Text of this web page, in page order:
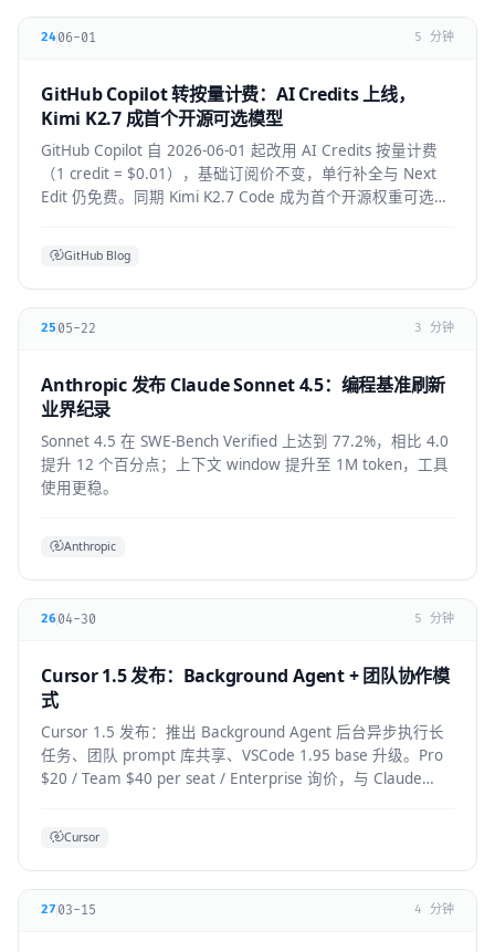
2406-01 5 分钟
GitHub Copilot 转按量计费：AI Credits 上线，
Kimi K2.7 成首个开源可选模型
GitHub Copilot 自 2026-06-01 起改用 AI Credits 按量计费
（1 credit = $0.01），基础订阅价不变，单行补全与 Next
Edit 仍免费。同期 Kimi K2.7 Code 成为首个开源权重可选模
GitHub Blog
25 05-22 3 分钟
Anthropic 发布 Claude Sonnet 4.5：编程基准刷新
业界纪录
Sonnet 4.5 在 SWE-Bench Verified 上达到 77.2%，相比 4.0
提升 12 个百分点；上下文 window 提升至 1M token，工具
使用更稳。
Anthropic
2604-30 5 分钟
Cursor 1.5 发布：Background Agent + 团队协作模
式
Cursor 1.5 发布：推出 Background Agent 后台异步执行长
任务、团队 prompt 库共享、VSCode 1.95 base 升级。Pro
$20 / Team $40 per seat / Enterprise 询价，与 Claude
Cursor
27 03-15 4 分钟